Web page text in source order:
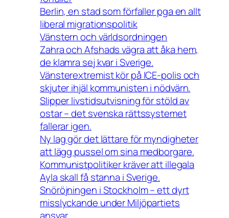
Berlin, en stad som förfaller pga en allt
liberal migrationspolitik
Vänstern och världsordningen
Zahra och Afshads vägra att åka hem,
de klamra sej kvar i Sverige.
Vänsterextremist kör på ICE-polis och
skjuter ihjäl kommunisten i nödvärn.
Slipper livstidsutvisning för stöld av
ostar – det svenska rättssystemet
fallerar igen.
Ny lag gör det lättare för myndigheter
att lägg pussel om sina medborgare.
Kommunistpolitiker kräver att illegala
Ayla skall få stanna i Sverige.
Snöröjningen i Stockholm – ett dyrt
misslyckande under Miljöpartiets